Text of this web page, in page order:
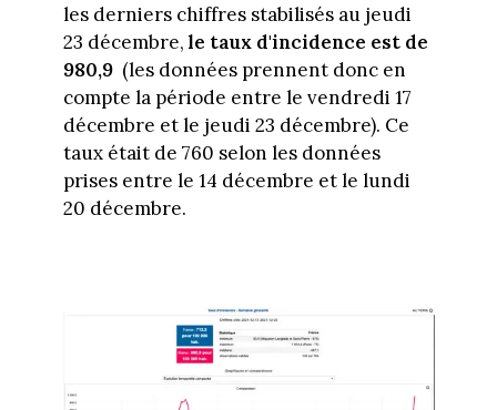
les derniers chiffres stabilisés au jeudi
23 décembre,le taux d'incidence est de
980,9 (les données prennent donc en
compte la période entre le vendredi 17
décembre et le jeudi 23 décembre). Ce
taux était de 760 selon les données
prises entre le 14 décembre et le lundi
20 décembre.